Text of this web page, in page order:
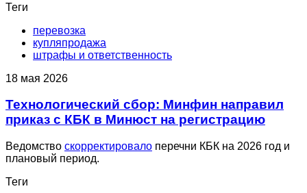
Теги
перевозка
купляпродажа
штрафы и ответственность
18 мая 2026
Технологический сбор: Минфин направил
приказ с КБК в Минюст на регистрацию
Ведомство скорректировало перечни КБК на 2026 год и
плановый период.
Теги